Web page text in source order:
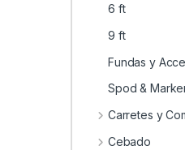
6 ft
9 ft
Fundas y
Spod &
Carretes y
Cebado